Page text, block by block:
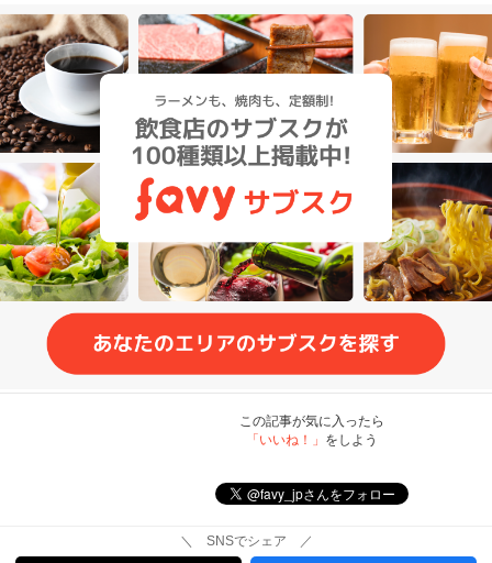
この記事が気に入ったら
「いいね！」 をしよう
＼ SNSでシェア ／